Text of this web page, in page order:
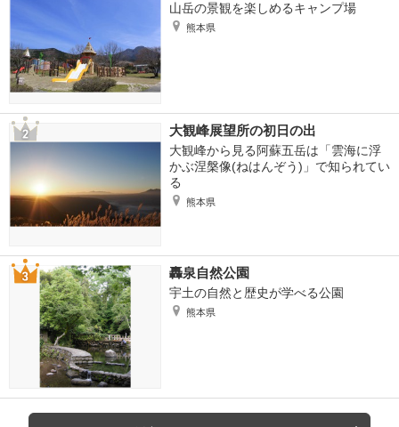
山岳の景観を楽しめるキャンプ場
熊本県
大観峰展望所の初日の出
大観峰から見る阿蘇五岳は「雲海に浮
かぶ涅槃像(ねはんぞう)」で知られてい
る
熊本県
轟泉自然公園
宇土の自然と歴史が学べる公園
熊本県